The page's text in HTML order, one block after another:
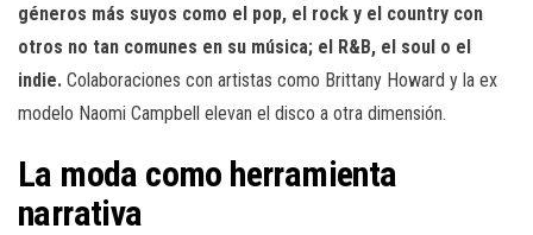
géneros más suyos como el pop, el rock y el country con
otros no tan comunes en su música; el R&B, el soul o el
indie. Colaboraciones con artistas como Brittany Howard y la ex
modelo Naomi Campbell elevan el disco a otra dimensión.
La moda como herramienta
narrativa